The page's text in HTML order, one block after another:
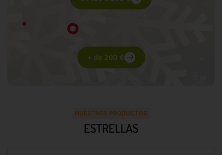
+ de 200 €
NUESTROS PRODUCTOS
ESTRELLAS